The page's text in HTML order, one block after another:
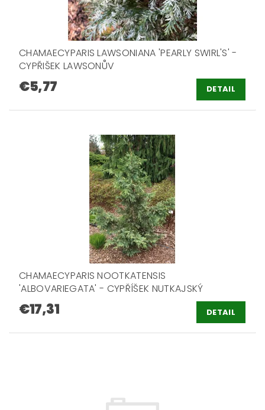
CHAMAECYPARIS LAWSONIANA 'PEARLY SWIRL'S' -
CYPŘIŠEK LAWSONŮV
€5,77 DETAIL
CHAMAECYPARIS NOOTKATENSIS
'ALBOVARIEGATA' - CYPŘÍŠEK NUTKAJSKÝ
€17,31 DETAIL